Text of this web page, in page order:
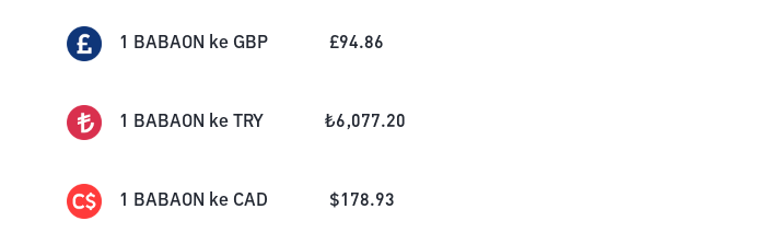
1 BABAON ke GBP £94.86
1 BABAON ke TRY ₺6,077.20
1 BABAON ke CAD $178.93